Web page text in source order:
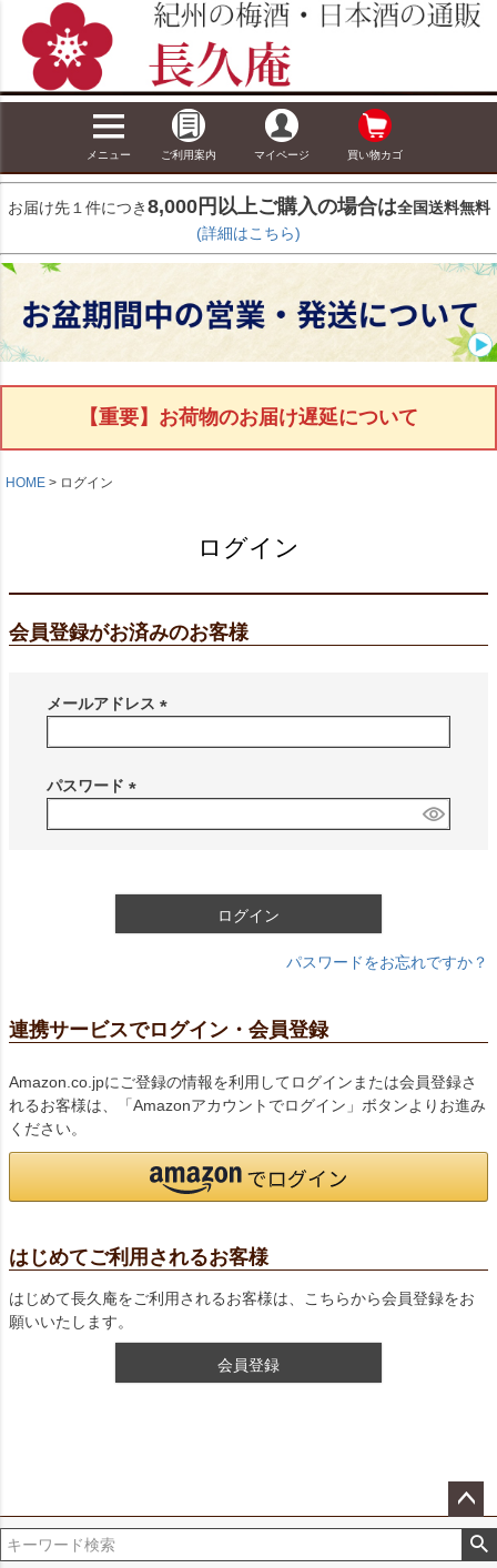
メニュー ご利用案内 マイページ 買い物カゴ
お届け先１件につき8,000円以上ご購入の場合は全国送料無料
(詳細はこちら)
【重要】お荷物のお届け遅延について
HOME ログイン
ログイン
会員登録がお済みのお客様
メールアドレス
)
パスワード
ログイン
パスワードをお忘れですか？
連携サービスでログイン・会員登録
Amazon.co.jpにご登録の情報を利用してログインまたは会員登録さ
れるお客様は、「Amazonアカウントでログイン」ボタンよりお進み
ください。
はじめてご利用されるお客様
はじめて長久庵をご利用されるお客様は、こちらから会員登録をお
願いいたします。
会員登録
ペー
ジト